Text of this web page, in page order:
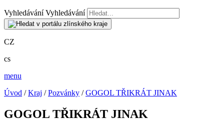
Vyhledávání Vyhledávání
CZ
cs
menu
Úvod /Kraj /Pozvánky /GOGOL TŘIKRÁT JINAK
GOGOL TŘIKRÁT JINAK